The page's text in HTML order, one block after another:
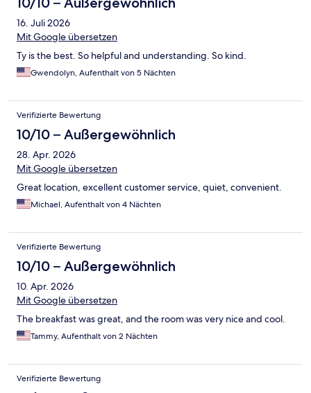
16. Juli 2026
Mit Google übersetzen
Ty is the best. So helpful and understanding. So kind.
Gwendolyn, Aufenthalt von 5 Nächten
Verifizierte Bewertung
10/10 – Außergewöhnlich
28. Apr. 2026
Mit Google übersetzen
Great location, excellent customer service, quiet, convenient.
Michael, Aufenthalt von 4 Nächten
Verifizierte Bewertung
10/10 – Außergewöhnlich
10. Apr. 2026
Mit Google übersetzen
The breakfast was great, and the room was very nice and cool.
Tammy, Aufenthalt von 2 Nächten
Verifizierte Bewertung